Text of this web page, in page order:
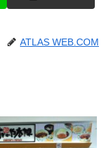
ATLAS WEB.COM